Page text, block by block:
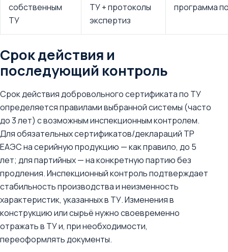
собственным
ТУ
ТУ + протоколы
экспертиз
программа
Срок действия и
последующий контроль
Срок действия добровольного сертификата по ТУ
определяется правилами выбранной системы (часто
до 3 лет) с возможным инспекционным контролем.
Для обязательных сертификатов/деклараций ТР
ЕАЭС на серийную продукцию — как правило, до 5
лет; для партийных — на конкретную партию без
продления. Инспекционный контроль подтверждает
стабильность производства и неизменность
характеристик, указанных в ТУ. Изменения в
конструкцию или сырьё нужно своевременно
отражать в ТУ и, при необходимости,
переоформлять документы.